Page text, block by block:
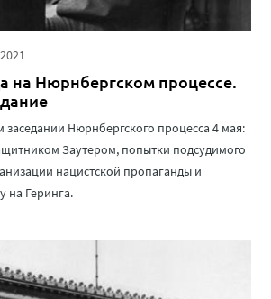
на Нюрнбергском процессе.
заседании Нюрнбергского процесса 4 мая:
Заутером, попытки подсудимого
нацистской пропаганды и
на Геринга.